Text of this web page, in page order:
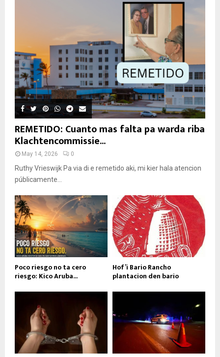
REMETIDO: Cuanto mas falta pa warda riba
Klachtencommissie...
May 14, 2026 0
Ruthy Vrieswijk Pa via di e remetido aki, mi kier hala atencion
públicamente...
Poco riesgo no ta cero
riesgo: Kico Aruba...
Hof’i Bario Rancho
plantacion den bario